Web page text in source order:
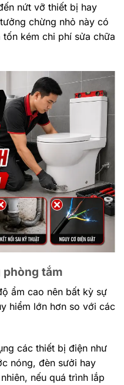
nứt vỡ thiết bị hay
chừng nhỏ này có
kém chi phí sửa chữa
tắm
ẩm cao nên bất kỳ sự
hiểm lớn hơn so với các
các thiết bị điện như
nóng, đèn sưởi hay
nếu quá trình lắp